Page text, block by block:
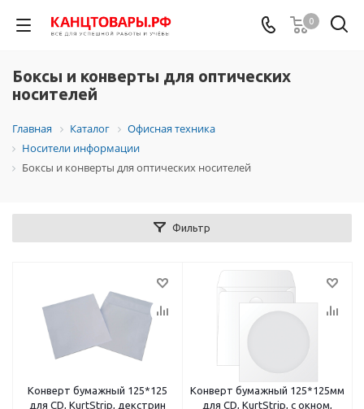
0
Боксы и конверты для оптических
носителей
Главная Каталог
Офисная техника
Носители информации
Боксы и конверты для оптических носителей
Фильтр
Конверт бумажный 125*125
для CD, KurtStrip, декстрин
Конверт бумажный 125*125мм
для CD, KurtStrip, с окном,